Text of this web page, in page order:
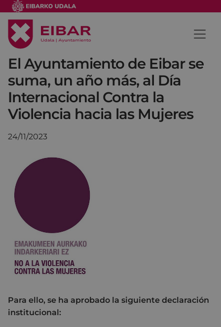
El Ayuntamiento de Eibar se
suma, un año más, al Día
Internacional Contra la
Violencia hacia las Mujeres
24/11/2023
Para ello, se ha aprobado la siguiente declaración
institucional: